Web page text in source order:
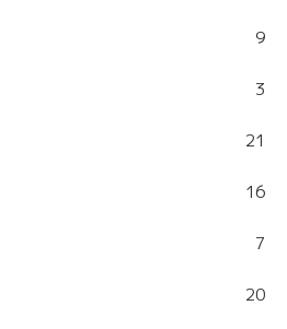
9
3
21
16
7
20